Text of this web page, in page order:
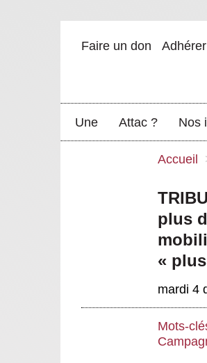
Faire un don Adhérer
Une Attac ? Nos
Accueil
plus
«
mardi 4
Mots-